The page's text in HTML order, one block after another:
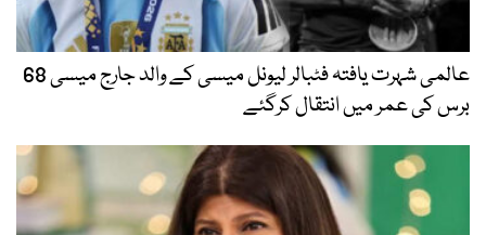
عالمی شہرت یافتہ فٹبالر لیونل میسی کے والد جارج میسی 68
برس کی عمر میں انتقال کرگئے